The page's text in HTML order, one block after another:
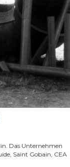
Das Unternehmen
Saint Gobain, CEA